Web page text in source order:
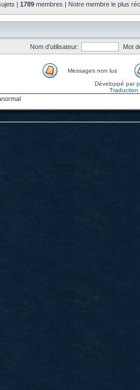
| 1789 membres | Notre membre le plus
Nom d’utilisateur: Mot
Messages non lus
Développé par
Traduction